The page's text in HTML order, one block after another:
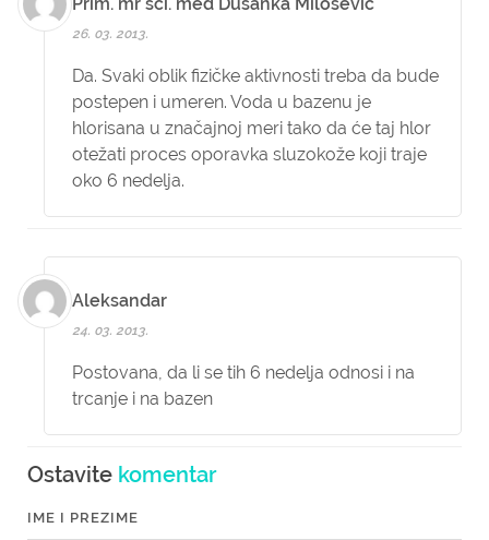
26. 03. 2013.
Da. Svaki oblik fizičke aktivnosti treba da bude
postepen i umeren. Voda u bazenu je
hlorisana u značajnoj meri tako da će taj hlor
otežati proces oporavka sluzokože koji traje
oko 6 nedelja.
Aleksandar
24. 03. 2013.
Postovana, da li se tih 6 nedelja odnosi i na
trcanje i na bazen
Ostavite komentar
IME I PREZIME